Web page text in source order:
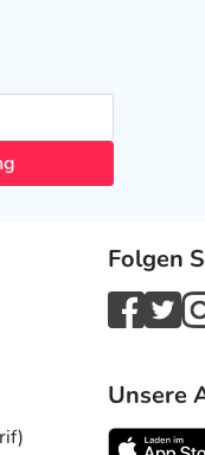
Folgen
Unsere